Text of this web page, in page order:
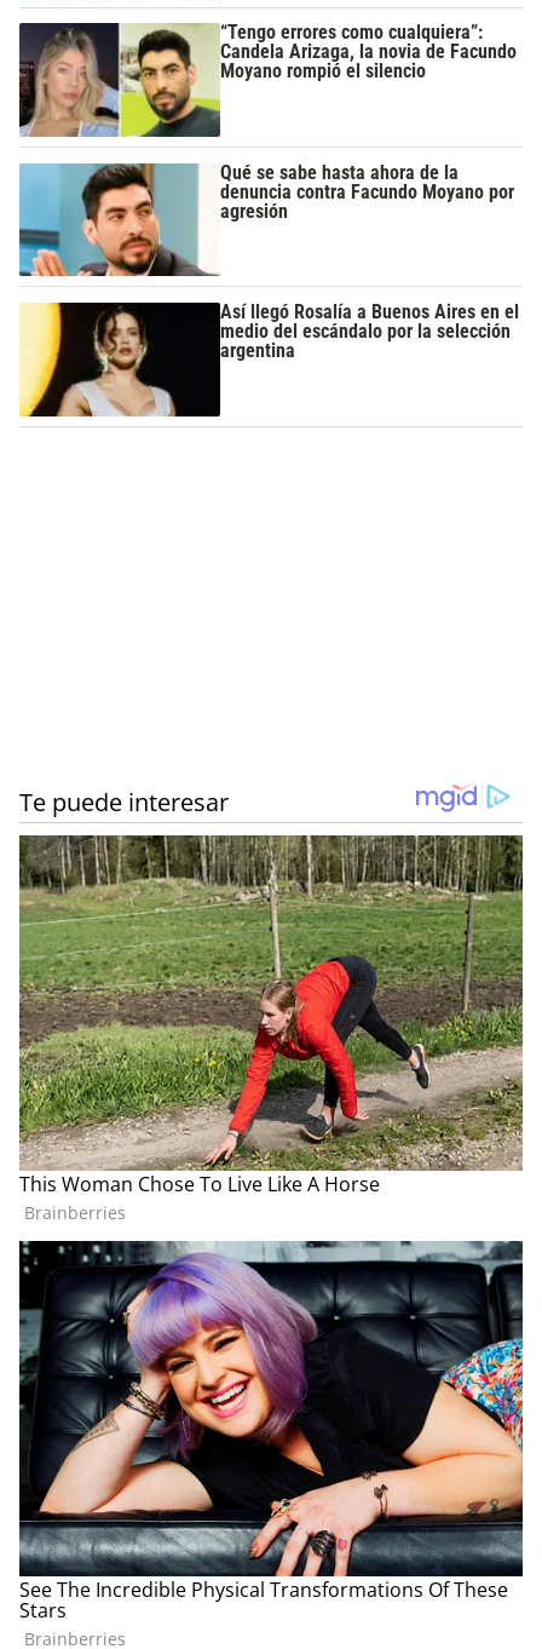
“Tengo errores como cualquiera”:
Candela Arizaga, la novia de Facundo
Moyano rompió el silencio
Qué se sabe hasta ahora de la
denuncia contra Facundo Moyano por
agresión
Así llegó Rosalía a Buenos Aires en el
medio del escándalo por la selección
argentina